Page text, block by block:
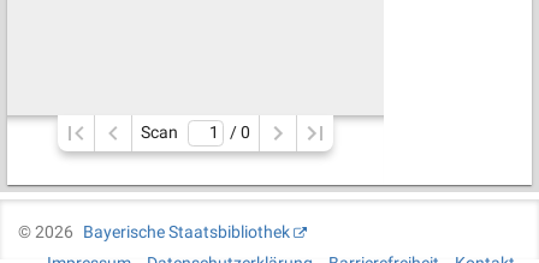
Scan / 0
©2026
Bayerische Staatsbibliothek